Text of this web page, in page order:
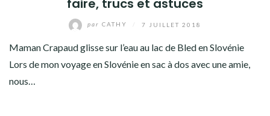
faire, trucs et astuces
par CATHY 7 JUILLET 2018
Maman Crapaud glisse sur l’eau au lac de Bled en Slovénie
Lors de mon voyage en Slovénie en sac à dos avec une amie,
nous…